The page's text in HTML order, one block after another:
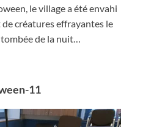
le village a été envahi
créatures effrayantes le
de la nuit…
11